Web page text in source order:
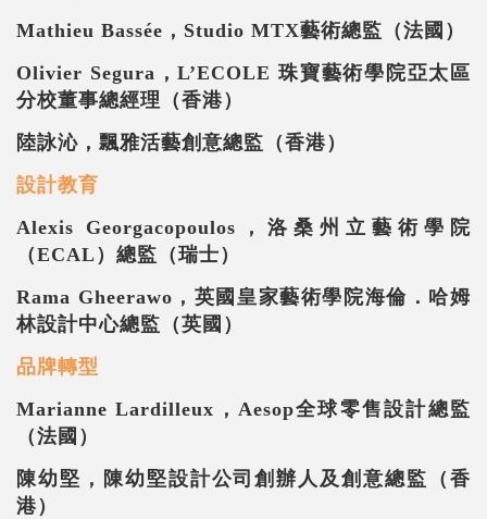
Mathieu Bassée ， Studio MTX藝術總監（法國）
Olivier Segura ，L’ECOLE 珠寶藝術學院亞太區
分校董事總經理（香港）
陸詠沁，飄雅活藝創意總監（香港）
設計教育
Alexis Georgacopoulos ，洛桑州立藝術學院
（ECAL）總監（瑞士）
Rama Gheerawo ，英國皇家藝術學院海倫．哈姆
林設計中心總監（英國）
品牌轉型
Marianne Lardilleux ， Aesop全球零售設計總監
（法國）
陳幼堅，陳幼堅設計公司創辦人及創意總監（香
港）